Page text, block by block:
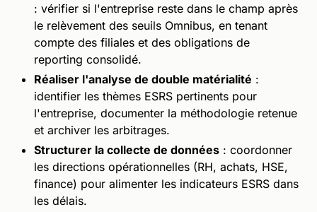
: vérifier si l'entreprise reste dans le champ après
le relèvement des seuils Omnibus, en tenant
compte des filiales et des obligations de
reporting consolidé.
Réaliser l'analyse de double matérialité :
identifier les thèmes ESRS pertinents pour
l'entreprise, documenter la méthodologie retenue
et archiver les arbitrages.
Structurer la collecte de données : coordonner
les directions opérationnelles (RH, achats, HSE,
finance) pour alimenter les indicateurs ESRS dans
les délais.